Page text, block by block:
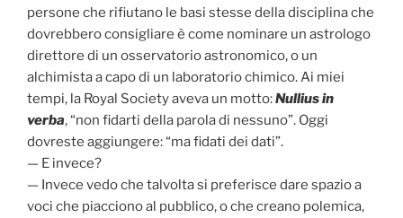
persone che rifiutano le basi stesse della disciplina che
dovrebbero consigliare è come nominare un astrologo
direttore di un osservatorio astronomico, o un
alchimista a capo di un laboratorio chimico. Ai miei
tempi, la Royal Society aveva un motto:Nullius in
verba, “non fidarti della parola di nessuno”. Oggi
dovreste aggiungere: “ma fidati dei dati”.
— E invece?
— Invece vedo che talvolta si preferisce dare spazio a
voci che piacciono al pubblico, o che creano polemica,